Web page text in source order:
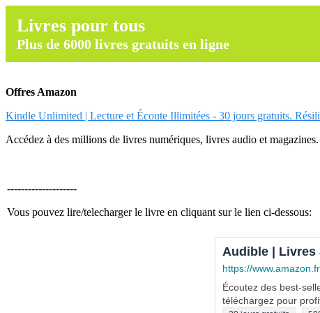
Livres pour tous
Plus de 6000 livres gratuits en ligne
Offres Amazon
Kindle Unlimited | Lecture et Écoute Illimitées - 30 jours gratuits.
Accédez à des millions de livres numériques, livres audio et
--------------------
Vous pouvez lire/telecharger le livre en cliquant sur le lien ci-dessous:
Audible | Livres
https://
Écoutez des best-
téléchargez pour